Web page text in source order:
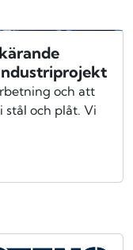
och att
stål och plåt. Vi